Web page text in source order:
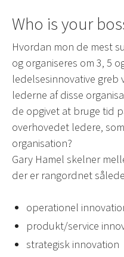
Who is your
Hvordan mon de mest
og organiseres om 3, 5
ledelsesinnovative greb
lederne af disse
de opgivet at bruge tid
overhovedet ledere,
organisation?
Gary Hamel skelner
der er rangordnet
operationel
produkt/service
strategisk innovation